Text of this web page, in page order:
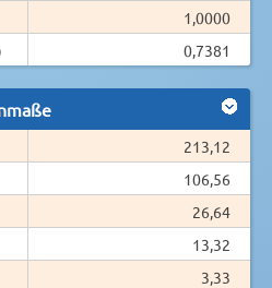
1,0000
0,7381
213,12
106,56
26,64
13,32
3,33